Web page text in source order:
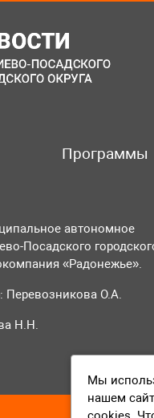
Программы
автономное
Посадского
«Радонежье».
Перевозникова О.А.
Н.Н.
Мы
нашем